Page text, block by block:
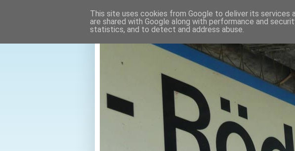
This site uses cookies from Google to deliver its services
are shared with Google along with performance and
statistics, and to detect and address abuse.